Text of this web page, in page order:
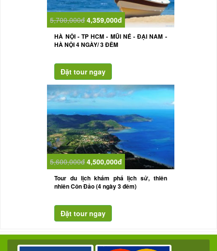
5,700,000đ 4,359,000đ
HÀ NỘI - TP HCM - MŨI NÉ - ĐẠI NAM -
HÀ NỘI 4 NGÀY/ 3 ĐÊM
5,600,000đ 4,500,000đ
Tour du lịch khám phá lịch sử, thiên
nhiên Côn Đảo (4 ngày 3 đêm)